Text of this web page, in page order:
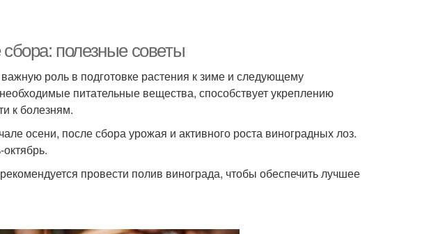
полезные советы
роль в подготовке растения к зиме и следующему
питательные вещества, способствует укреплению
к болезням.
осени, после сбора урожая и активного роста виноградных лоз.
провести полив винограда, чтобы обеспечить лучшее